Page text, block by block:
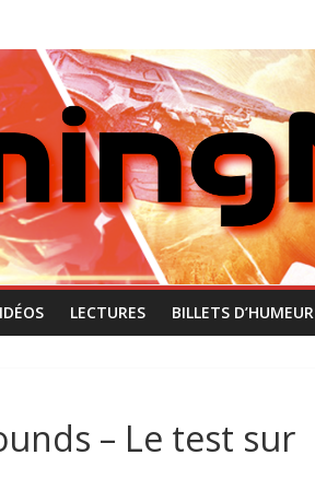
LECTURES BILLETS D’HUMEUR
– Le test sur